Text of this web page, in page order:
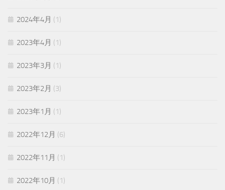
2024年4月 (1)
2023年4月 (1)
2023年3月 (1)
2023年2月 (3)
2023年1月 (1)
2022年12月 (6)
2022年11月 (1)
2022年10月 (1)